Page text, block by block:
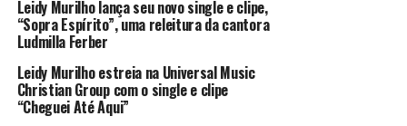
Leidy Murilho lança seu novo single e clipe,
“Sopra Espírito”, uma releitura da cantora
Ludmilla Ferber
Leidy Murilho estreia na Universal Music
Christian Group com o single e clipe
“Cheguei Até Aqui”